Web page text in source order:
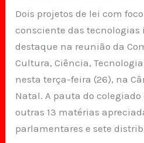
Dois projetos de lei com
consciente das
destaque na reunião da
Cultura, Ciência,
nesta terça-feira (26), na
Natal. A pauta do
outras 13 matérias
parlamentares e sete